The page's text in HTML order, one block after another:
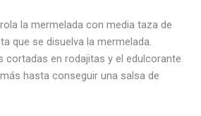
la mermelada con media taza de
que se disuelva la mermelada.
cortadas en rodajitas y el edulcorante
hasta conseguir una salsa de